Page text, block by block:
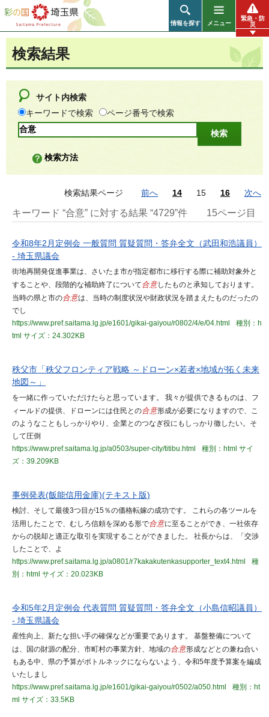
彩の国 埼玉県
情報を探す メニュー
緊急・防
災
検索結果
サイト内検索
キーワードで検索
ページ番号で検索
検索方法
検索結果ページ 前へ 14 15 16 次へ
キーワード “合意” に対する結果 “4729”件 15ページ目
令和8年2月定例会 一般質問 質疑質問・答弁全文（武田和浩議員）
- 埼玉県議会
街地再開発促進事業は、さいたま市が指定都市に移行する際に補助対象外と
することや、段階的な補助終了について合意したものと承知しております。
当時の県と市の合意は、当時の制度状況や財政状況を踏まえたものだったの
でし
https://www.pref.saitama.lg.jp/e1601/gikai-gaiyou/r0802/4/e/04.html
種別：h
tml サイズ：24.302KB
秩父市「秩父フロンティア戦略 ～ドローン×若者×地域が拓く未来
地図～」
を一緒に作っていただけたらと思っています。 我々が提供できるものは、フ
ィールドの提供、ドローンには住民との合意形成が必要になりますので、こ
のようなこともしっかりやり、企業とのつなぎ役にもしっかり徹したい。そ
して圧倒
https://www.pref.saitama.lg.jp/a0503/super-city/titibu.html
種別：html サイ
ズ：39.209KB
事例発表(飯能信用金庫)(テキスト版)
検討、そして最後3つ目が15％の価格転嫁の成功です。 これらの各ツールを
活用したことで、むしろ信頼を深める形で合意に至ることができ、一社依存
からの脱却と適正な取引を実現することができました。 社長からは、「交渉
したことで、よ
https://www.pref.saitama.lg.jp/a0801/r7kakakutenkasupporter_text4.html
種
別：html サイズ：20.023KB
令和5年2月定例会 代表質問 質疑質問・答弁全文（小島信昭議員）
- 埼玉県議会
産性向上、新たな担い手の確保などが重要であります。 基盤整備について
は、国の財源の配分、市町村の事業方針、地域の合意形成などとの兼ね合い
もある中、県の予算がボトルネックにならないよう、令和5年度予算案を編成
いたしまし
https://www.pref.saitama.lg.jp/e1601/gikai-gaiyou/r0502/a050.html
種別：ht
ml サイズ：33.5KB